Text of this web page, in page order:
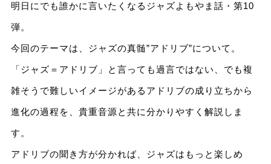
明日にでも誰かに言いたくなるジャズよもやま話・第10
弾。
今回のテーマは、ジャズの真髄”アドリブ”について。
「ジャズ＝アドリブ」と言っても過言ではない、でも複
雑そうで難しいイメージがあるアドリブの成り立ちから
進化の過程を、貴重音源と共に分かりやすく解説しま
す。
アドリブの聞き方が分かれば、ジャズはもっと楽しめ